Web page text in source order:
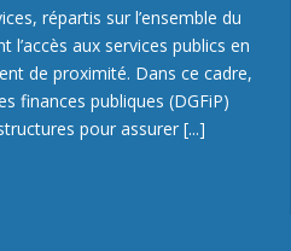
répartis sur l’ensemble du
aux services publics en
de proximité. Dans ce cadre,
finances publiques (DGFiP)
pour assurer [...]